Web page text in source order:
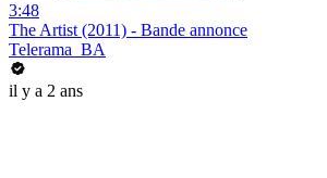
3:48
The Artist (2011) - Bande annonce
Telerama_BA
il y a 2 ans